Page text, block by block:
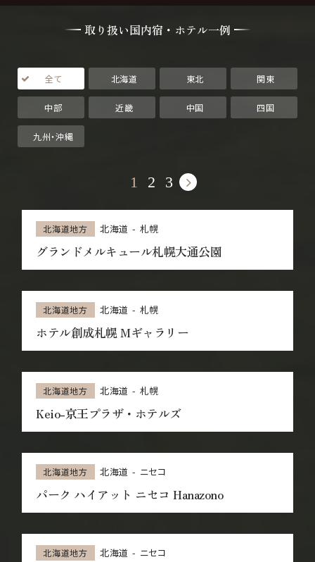
取り扱い国内宿・ホテル一例
全て 北海道 東北 関東
中部 近畿 中国 四国
九州・沖縄
1 2 3
北海道地方 北海道 札幌
グランドメルキュール札幌大通公園
北海道地方 北海道 札幌
ホテル創成札幌 Mギャラリー
北海道地方 北海道 札幌
Keio-京王プラザ・ホテルズ
北海道地方 北海道 ニセコ
パーク ハイアット ニセコ Hanazono
北海道地方 北海道 ニセコ